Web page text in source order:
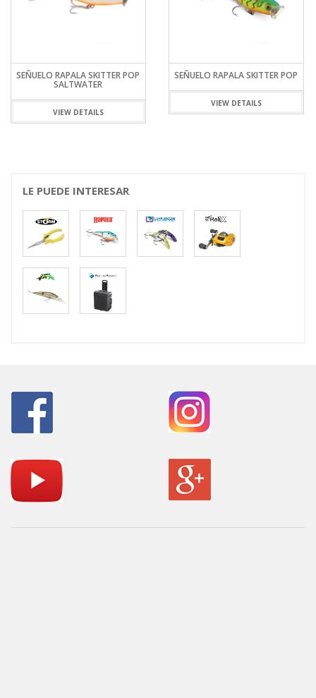
SEÑUELO RAPALA SKITTER POP
SALTWATER
VIEW DETAILS
SEÑUELO RAPALA SKITTER POP
VIEW DETAILS
LE PUEDE INTERESAR